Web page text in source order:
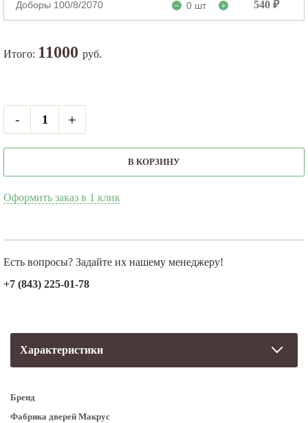
Доборы 100/8/2070 − 0 шт + 540 ₽
Итого: 11000 руб.
- +
В КОРЗИНУ
Оформить заказ в 1 клик
Есть вопросы? Задайте их нашему менеджеру!
+7 (843) 225-01-78
Характеристики
Бренд
Фабрика дверей Макрус